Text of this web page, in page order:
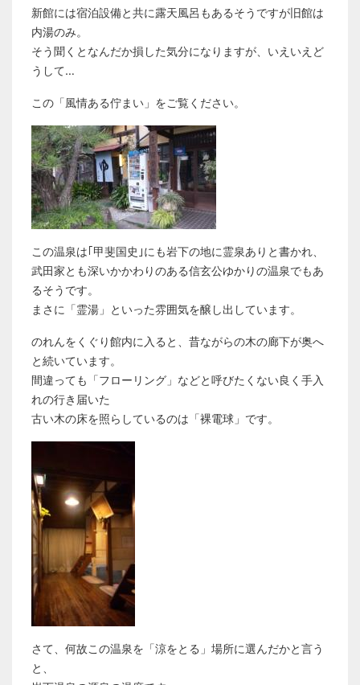
新館には宿泊設備と共に露天風呂もあるそうですが旧館は
内湯のみ。
そう聞くとなんだか損した気分になりますが、いえいえど
うして…
この「風情ある佇まい」をご覧ください。
この温泉は｢甲斐国史｣にも岩下の地に霊泉ありと書かれ、
武田家とも深いかかわりのある信玄公ゆかりの温泉でもあ
るそうです。
まさに「霊湯」といった雰囲気を醸し出しています。
のれんをくぐり館内に入ると、昔ながらの木の廊下が奥へ
と続いています。
間違っても「フローリング」などと呼びたくない良く手入
れの行き届いた
古い木の床を照らしているのは「裸電球」です。
さて、何故この温泉を「涼をとる」場所に選んだかと言う
と、